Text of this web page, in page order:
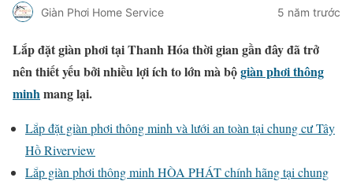
Giàn Phơi Home Service 5 năm trước
Lắp đặt giàn phơi tại Thanh Hóa thời gian gần đây đã trở
nên thiết yếu bởi nhiều lợi ích to lớn mà bộgiàn phơi thông
minhmang lại.
Lắp đặt giàn phơi thông minh và lưới an toàn tại chung cư Tây
Hồ Riverview
Lắp giàn phơi thông minh HÒA PHÁT chính hãng tại chung